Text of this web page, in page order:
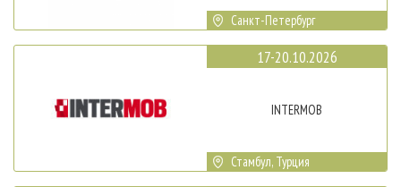
Санкт-Петербург
17-20.10.2026
INTERMOB
Стамбул, Турция